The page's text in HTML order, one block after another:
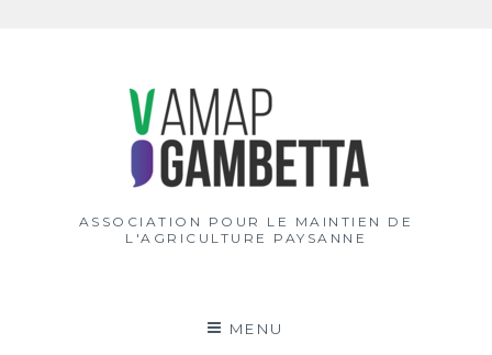
ASSOCIATION POUR LE MAINTIEN DE
L'AGRICULTURE PAYSANNE
MENU